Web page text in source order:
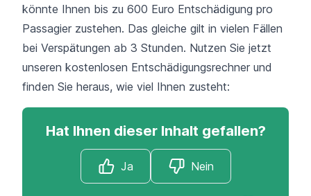
könnte Ihnen bis zu 600 Euro Entschädigung pro
Passagier zustehen. Das gleiche gilt in vielen Fällen
bei Verspätungen ab 3 Stunden. Nutzen Sie jetzt
unseren kostenlosen Entschädigungsrechner und
finden Sie heraus, wie viel Ihnen zusteht:
Hat Ihnen dieser Inhalt gefallen?
Ja Nein